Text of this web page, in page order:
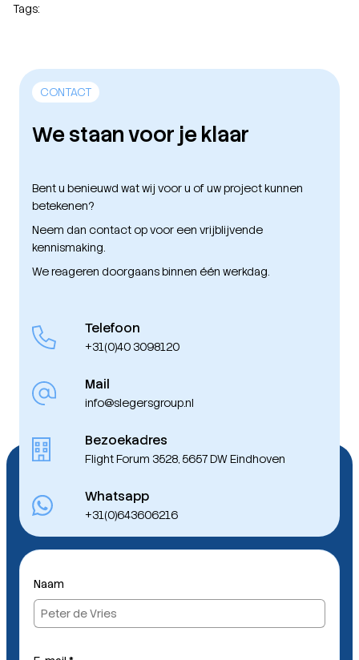
Tags:
CONTACT
We staan voor je klaar
Bent u benieuwd wat wij voor u of uw project kunnen
betekenen?
Neem dan contact op voor een vrijblijvende
kennismaking.
We reageren doorgaans binnen één werkdag.
Telefoon
+31(0)40 3098120
Mail
info@slegersgroup.nl
Bezoekadres
Flight Forum 3528, 5657 DW Eindhoven
Whatsapp
+31(0)643606216
Naam